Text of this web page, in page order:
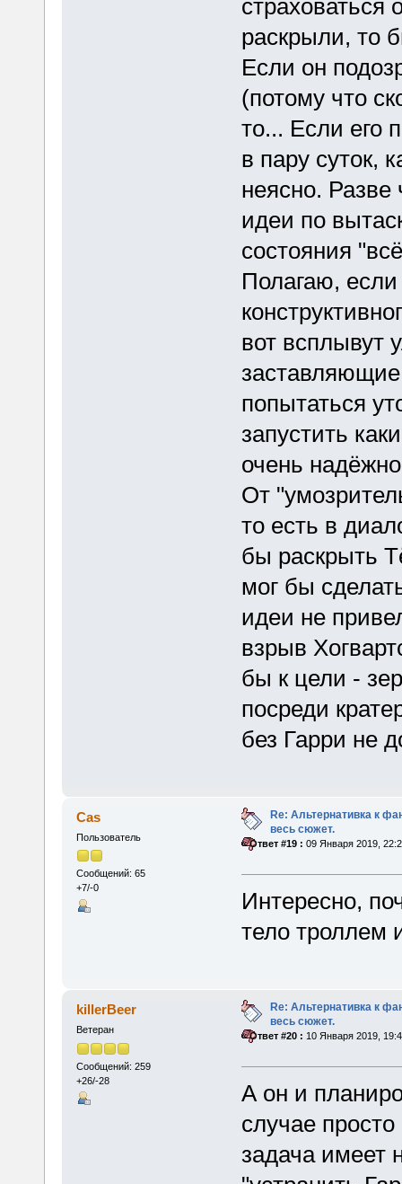
страховаться
раскрыли, то
Если он
(потому что
то... Если его
в пару суток,
неясно. Разве
идеи по
состояния
Полагаю,
вот всплывут
попытаться
запустить
очень
От
то есть в
бы раскрыть
мог бы
идеи не
взрыв
бы к цели -
посреди
без Гарри не
Cas
Пользователь
Сообщений: 65
+7/-0
Re: Альтернативка к
весь сюжет.
«Ответ #19 : 09 Января 2019,
Интересно,
тело троллем
killerBeer
Ветеран
Сообщений: 259
+26/-28
Re: Альтернативка к
весь сюжет.
«Ответ #20 : 10 Января 2019,
А он и
случае
задача имеет